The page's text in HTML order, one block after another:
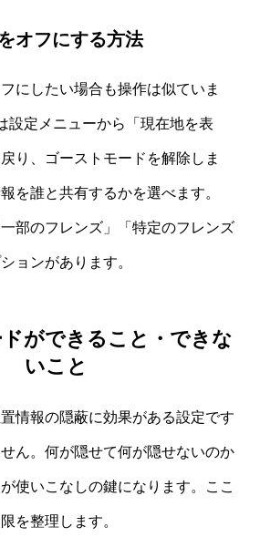
オフにする方法
にしたい場合も操作は似ていま
設定メニューから「現在地を表
り、ゴーストモードを解除しま
を誰と共有するかを選べます。
一部のフレンズ」「特定のフレンズ
ョンがあります。
ができること・できな
いこと
情報の隠蔽に効果がある設定です
ん。何が隠せて何が隠せないのか
使いこなしの鍵になります。ここ
を整理します。